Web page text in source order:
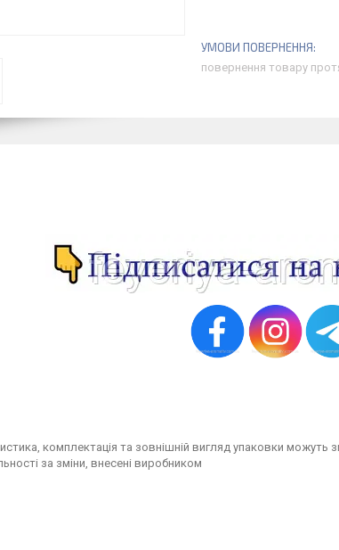
повернення товару
комплектація та зовнішній вигляд упаковки
за зміни, внесені виробником